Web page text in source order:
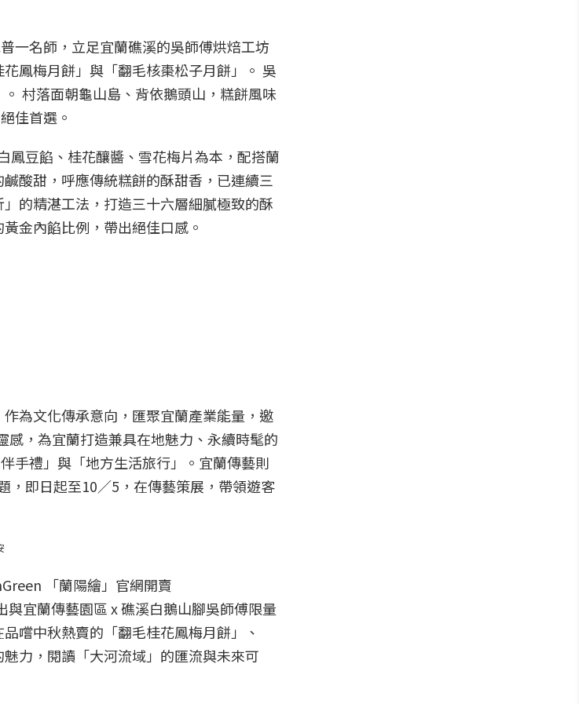
一名師，立足宜蘭礁溪的吳師傅烘焙工坊
鳳梅月餅」與「翻毛核棗松子月餅」。 吳
村落面朝龜山島、背依鵝頭山，糕餅風味
佳首選。
鳳豆餡、桂花釀醬、雪花梅片為本，配搭蘭
酸甜，呼應傳統糕餅的酥甜香，已連續三
的精湛工法，打造三十六層細膩極致的酥
金內餡比例，帶出絕佳口感。
為文化傳承意向，匯聚宜蘭產業能量，邀
，為宜蘭打造兼具在地魅力、永續時髦的
手禮」與「地方生活旅行」。宜蘭傳藝則
，即日起至10／5，在傳藝策展，帶領遊客
「蘭陽繪」官網開賣
與宜蘭傳藝園區 x 礁溪白鵝山腳吳師傅限量
嚐中秋熱賣的「翻毛桂花鳳梅月餅」、
力，閱讀「大河流域」的匯流與未來可